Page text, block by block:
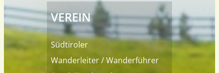
VEREIN
Südtiroler
Wanderleiter / Wanderführer